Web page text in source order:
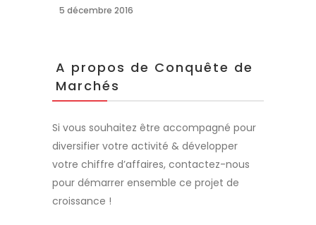
5 décembre 2016
A propos de Conquête de
Marchés
Si vous souhaitez être accompagné pour
diversifier votre activité & développer
votre chiffre d’affaires, contactez-nous
pour démarrer ensemble ce projet de
croissance !